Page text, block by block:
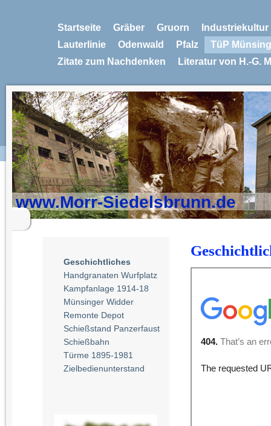
Startseite Gräber Gruorn
Industriekultur
Lauterlinie
Odenwald Pfalz
TüP
Zitate zum Nachdenken
Literatur von H.-G.
www.Morr-Siedelsbrunn.de
Geschichtliches
Handgranaten Wurfplatz
Kampfanlage 1914-18
Münsinger Widder
Remonte Depot
Schießstand Panzerfaust
Schießbahn
Türme 1895-1981
Zielbedienunterstand